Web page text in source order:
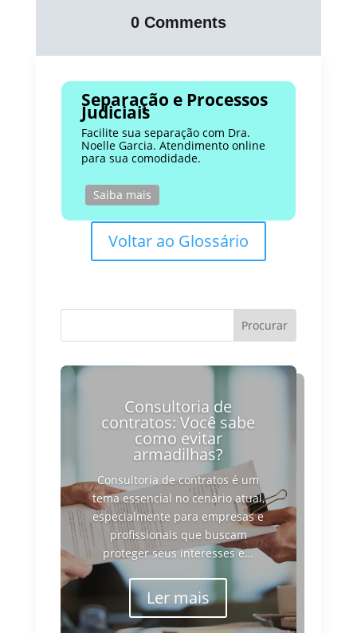
0 Comments
Separação e Processos
Judiciais
Facilite sua separação com Dra.
Noelle Garcia. Atendimento online
para sua comodidade.
Saiba mais
Voltar ao Glossário
Consultoria de
contratos: Você sabe
como evitar
armadilhas?
Consultoria de contratos é um
tema essencial no cenário atual,
especialmente para empresas e
profissionais que buscam
proteger seus interesses e…
Ler mais